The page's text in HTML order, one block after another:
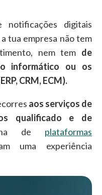
notificações digitais
tua empresa não tem
nem tem de
informático ou os
CRM, ECM).
aos serviços de
qualificado e de
de plataformas
uma experiência